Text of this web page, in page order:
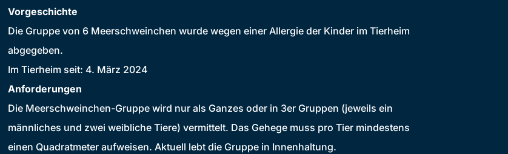
Vorgeschichte
Die Gruppe von 6 Meerschweinchen wurde wegen einer Allergie der Kinder im Tierheim
abgegeben.
Im Tierheim seit: 4. März 2024
Anforderungen
Die Meerschweinchen-Gruppe wird nur als Ganzes oder in 3er Gruppen (jeweils ein
männliches und zwei weibliche Tiere) vermittelt. Das Gehege muss pro Tier mindestens
einen Quadratmeter aufweisen. Aktuell lebt die Gruppe in Innenhaltung.